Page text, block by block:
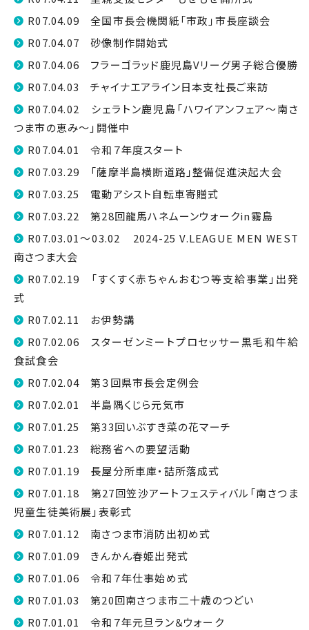
R07.04.09 全国市長会機関紙「市政」市長座談会
R07.04.07 砂像制作開始式
R07.04.06 フラーゴラッド鹿児島Vリーグ男子総合優勝
R07.04.03 チャイナエアライン日本支社長ご来訪
R07.04.02 シェラトン鹿児島「ハワイアンフェア〜南さ
つま市の恵み〜」開催中
R07.04.01 令和７年度スタート
R07.03.29 「薩摩半島横断道路」整備促進決起大会
R07.03.25 電動アシスト自転車寄贈式
R07.03.22 第28回龍馬ハネムーンウォークin霧島
R07.03.01～03.02 2024-25 V.LEAGUE MEN WEST
南さつま大会
R07.02.19 「すくすく赤ちゃんおむつ等支給事業」出発
式
R07.02.11 お伊勢講
R07.02.06 スターゼンミートプロセッサー黒毛和牛給
食試食会
R07.02.04 第３回県市長会定例会
R07.02.01 半島隅くじら元気市
R07.01.25 第33回いぶすき菜の花マーチ
R07.01.23 総務省への要望活動
R07.01.19 長屋分所車庫・詰所落成式
R07.01.18 第27回笠沙アートフェスティバル「南さつま
児童生徒美術展」表彰式
R07.01.12 南さつま市消防出初め式
R07.01.09 きんかん春姫出発式
R07.01.06 令和７年仕事始め式
R07.01.03 第20回南さつま市二十歳のつどい
R07.01.01 令和７年元旦ラン＆ウォーク